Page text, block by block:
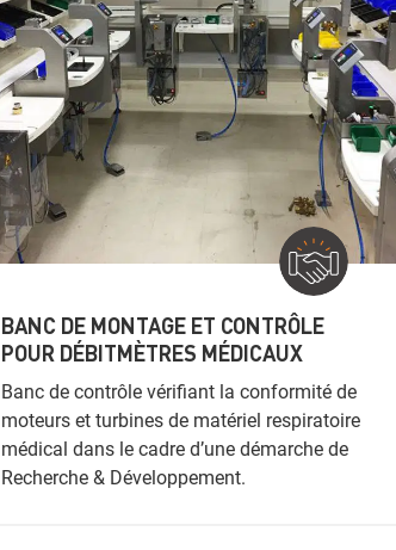
BANC DE MONTAGE ET CONTRÔLE
POUR DÉBITMÈTRES MÉDICAUX
Banc de contrôle vérifiant la conformité de
moteurs et turbines de matériel respiratoire
médical dans le cadre d’une démarche de
Recherche & Développement.